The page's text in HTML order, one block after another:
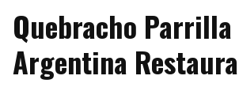
Quebracho Parrilla
Argentina